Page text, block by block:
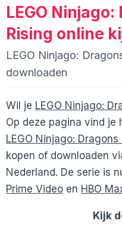
LEGO Ninjago:
Rising online
LEGO Ninjago:
downloaden
Wil je LEGO Ninjago:
Op deze pagina vind
LEGO Ninjago: Dragons
kopen of downloaden
Nederland. De serie is
Prime Video en HBO
Kijk